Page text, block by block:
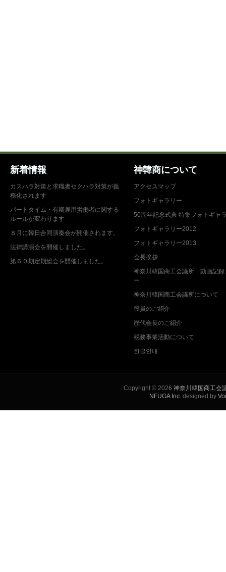
新着情報
カスハラ対策と求職者セクハラ対策が義
務化されます
パートタイム・有期雇用労働者に関する
ルールが変わります
８月に韓日合同演奏会が開催されます。
法律講演会を開催しました。
第６０期定期総会を開催しました。
神韓商について
アクセスマップ
フォトギャラリー
50周年記念式典 特集フォトギャ
フォトギャラリー2012
フォトギャラリー2013
会長挨拶
神奈川韓国商工会議所 動画記録
ー
神奈川韓国商工会議所について
役員のご紹介
歴代会長のご紹介
税務事業活動について
한글안내
Copyright © 2026 神奈川韓国商工会
NFUGA Inc. designed by